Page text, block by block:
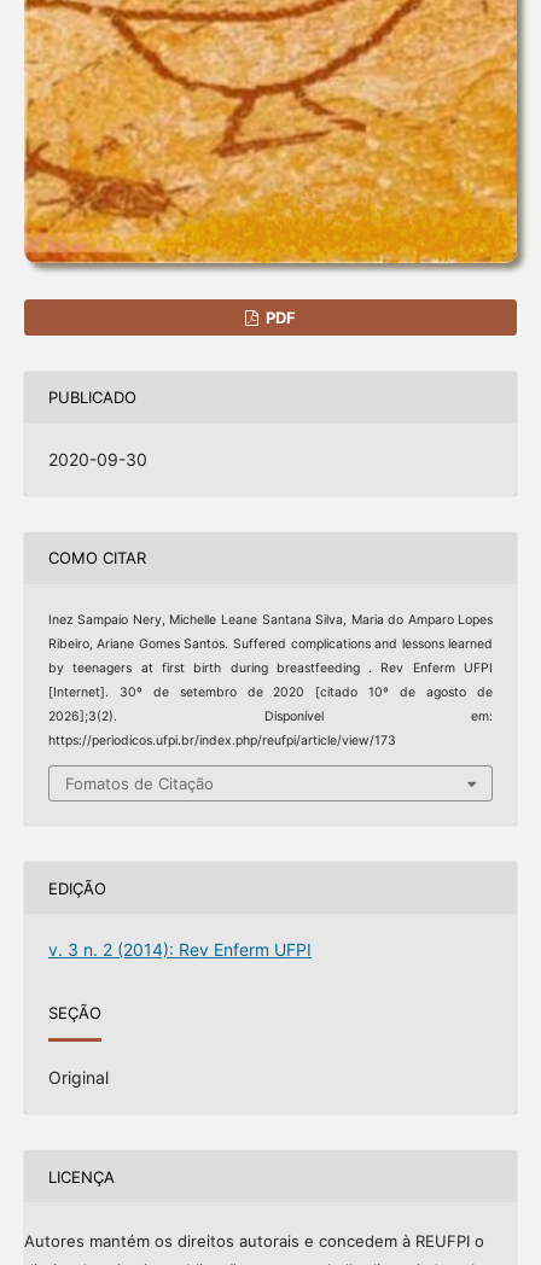
PDF
PUBLICADO
2020-09-30
COMO CITAR
Inez Sampaio Nery, Michelle Leane Santana Silva, Maria do Amparo Lopes
Ribeiro, Ariane Gomes Santos. Suffered complications and lessons learned
by teenagers at first birth during breastfeeding . Rev Enferm UFPI
[Internet]. 30º de setembro de 2020 [citado 10º de agosto de
2026];3(2). Disponível em:
https://periodicos.ufpi.br/index.php/reufpi/article/view/173
Fomatos de Citação
EDIÇÃO
v. 3 n. 2 (2014): Rev Enferm UFPI
SEÇÃO
Original
LICENÇA
Autores mantém os direitos autorais e concedem à REUFPI o